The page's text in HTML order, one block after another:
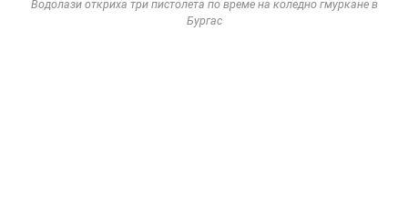
Водолази откриха три пистолета по време на коледно гмуркане в
Бургас